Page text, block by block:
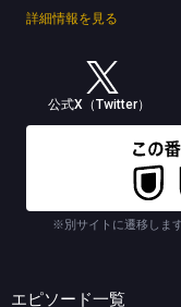
(C)TBS
詳細情報を見る
公式X（Twitter）
※別サイトに遷移しま
エピソード一覧